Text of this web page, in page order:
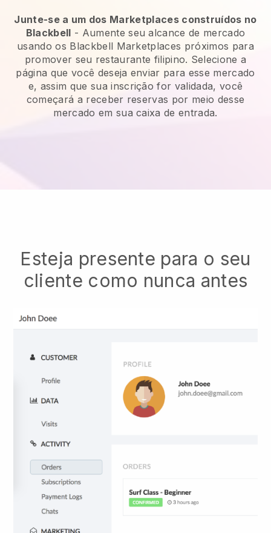
Junte-se a um dos Marketplaces construídos no
Blackbell - Aumente seu alcance de mercado
usando os Blackbell Marketplaces próximos para
promover seu restaurante filipino. Selecione a
página que você deseja enviar para esse mercado
e, assim que sua inscrição for validada, você
começará a receber reservas por meio desse
mercado em sua caixa de entrada.
Esteja presente para o seu
cliente como nunca antes